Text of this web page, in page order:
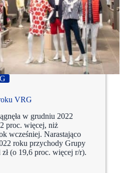
VRG
w grudniu 2022
proc. więcej, niż
wcześniej. Narastająco
roku przychody Grupy
(o 19,6 proc. więcej r/r).